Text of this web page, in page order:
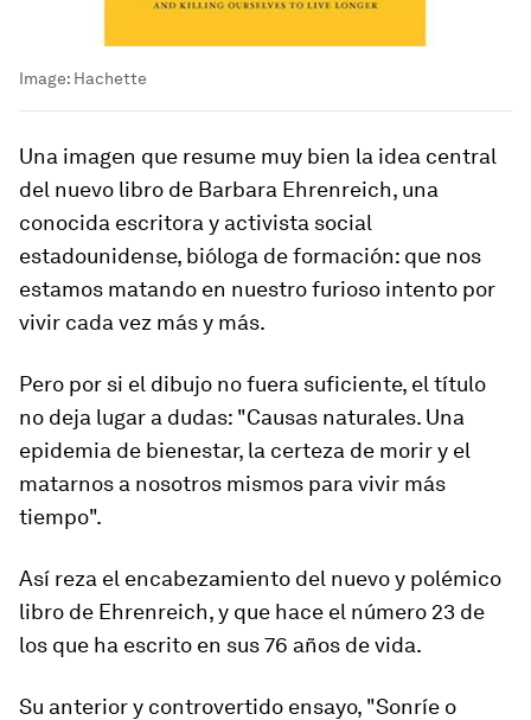
Image: Hachette
Una imagen que resume muy bien la idea central
del nuevo libro de Barbara Ehrenreich, una
conocida escritora y activista social
estadounidense, bióloga de formación: que nos
estamos matando en nuestro furioso intento por
vivir cada vez más y más.
Pero por si el dibujo no fuera suficiente, el título
no deja lugar a dudas: "Causas naturales. Una
epidemia de bienestar, la certeza de morir y el
matarnos a nosotros mismos para vivir más
tiempo".
Así reza el encabezamiento del nuevo y polémico
libro de Ehrenreich, y que hace el número 23 de
los que ha escrito en sus 76 años de vida.
Su anterior y controvertido ensayo, "Sonríe o